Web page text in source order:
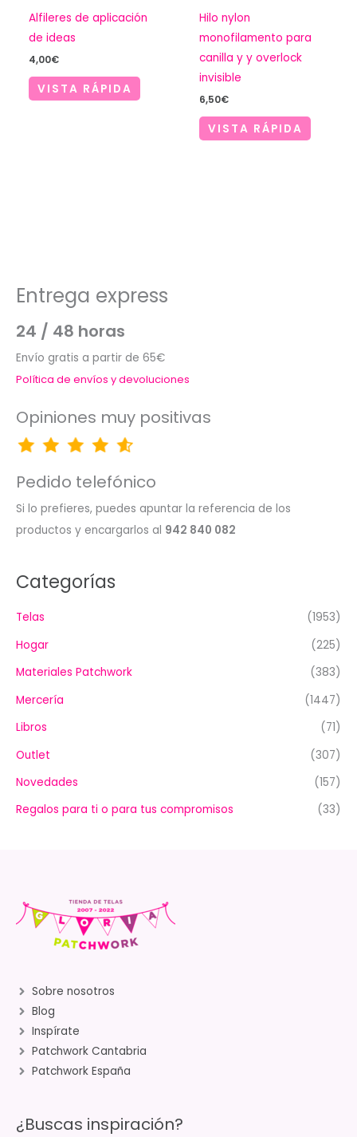
Alfileres de aplicación
de ideas
4,00€
VISTA RÁPIDA
Hilo nylon
monofilamento para
canilla y y overlock
invisible
6,50€
VISTA RÁPIDA
Entrega express
24 / 48 horas
Envío gratis a partir de 65€
Política de envíos y devoluciones
Opiniones muy positivas
Pedido telefónico
Si lo prefieres, puedes apuntar la referencia de los
productos y encargarlos al 942 840 082
Categorías
Telas
(1953)
Hogar
(225)
Materiales Patchwork
(383)
Mercería
(1447)
Libros
(71)
Outlet
(307)
Novedades
(157)
Regalos para ti o para tus compromisos
(33)
Sobre nosotros
Blog
Inspírate
Patchwork Cantabria
Patchwork España
¿Buscas inspiración?